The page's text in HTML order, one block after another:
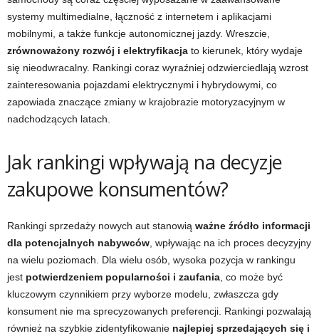
systemy multimedialne, łączność z internetem i aplikacjami
mobilnymi, a także funkcje autonomicznej jazdy. Wreszcie,
zrównoważony rozwój i elektryfikacja to kierunek, który wydaje
się nieodwracalny. Rankingi coraz wyraźniej odzwierciedlają wzrost
zainteresowania pojazdami elektrycznymi i hybrydowymi, co
zapowiada znaczące zmiany w krajobrazie motoryzacyjnym w
nadchodzących latach.
Jak rankingi wpływają na decyzje
zakupowe konsumentów?
Rankingi sprzedaży nowych aut stanowią ważne źródło informacji
dla potencjalnych nabywców , wpływając na ich proces decyzyjny
na wielu poziomach. Dla wielu osób, wysoka pozycja w rankingu
jest potwierdzeniem popularności i zaufania , co może być
kluczowym czynnikiem przy wyborze modelu, zwłaszcza gdy
konsument nie ma sprecyzowanych preferencji. Rankingi pozwalają
również na szybkie zidentyfikowanie najlepiej sprzedających się i